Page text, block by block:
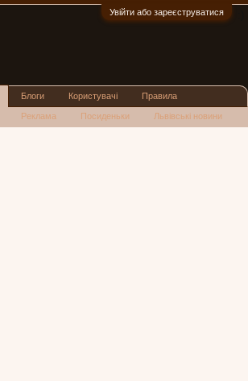
Увійти або зареєструватися
Блоги Користувачі Правила
Реклама Посиденьки Львівські новини